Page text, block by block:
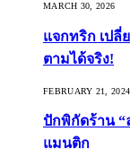
MARCH 30, 2026
แจกทริก เปลี่
ตามได้จริง!
FEBRUARY 21, 2024
ปักพิกัดร้าน “
แมนติก